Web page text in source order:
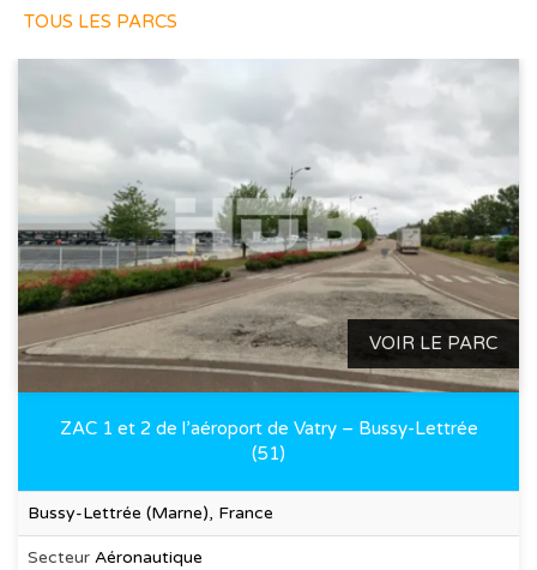
TOUS LES PARCS
VOIR LE PARC
ZAC 1 et 2 de l’aéroport de Vatry – Bussy-Lettrée
(51)
Bussy-Lettrée (Marne), France
Secteur Aéronautique